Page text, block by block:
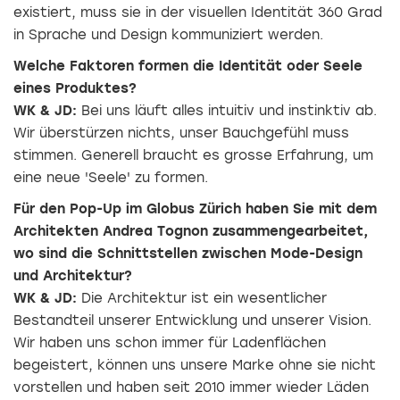
existiert, muss sie in der visuellen Identität 360 Grad
in Sprache und Design kommuniziert werden.
Welche Faktoren formen die Identität oder Seele
eines Produktes?
WK & JD: Bei uns läuft alles intuitiv und instinktiv ab.
Wir überstürzen nichts, unser Bauchgefühl muss
stimmen. Generell braucht es grosse Erfahrung, um
eine neue 'Seele' zu formen.
Für den Pop-Up im Globus Zürich haben Sie mit dem
Architekten Andrea Tognon zusammengearbeitet,
wo sind die Schnittstellen zwischen Mode-Design
und Architektur?
WK & JD: Die Architektur ist ein wesentlicher
Bestandteil unserer Entwicklung und unserer Vision.
Wir haben uns schon immer für Ladenflächen
begeistert, können uns unsere Marke ohne sie nicht
vorstellen und haben seit 2010 immer wieder Läden